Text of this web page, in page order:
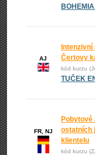
AJ
Čertovy
kód kurzu
TUČEK
FR, NJ
ostatních
klientelu
kód kurzu